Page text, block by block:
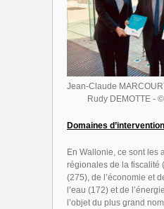
Jean-Claude
Rudy DEMOTTE -
Domaines d’intervention
En Wallonie, ce sont les
régionales de la fiscalité
(275), de l’économie et
l’eau (172) et de
l’objet du plus grand